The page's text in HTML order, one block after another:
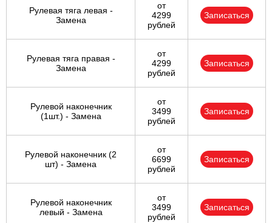
Рулевая тяга левая -
Замена
от
4299
рублей
Записаться
Рулевая тяга правая -
Замена
от
4299
рублей
Записаться
Рулевой наконечник
(1шт.) - Замена
от
3499
рублей
Записаться
Рулевой наконечник (2
шт) - Замена
от
6699
рублей
Записаться
Рулевой наконечник
левый - Замена
от
3499
рублей
Записаться